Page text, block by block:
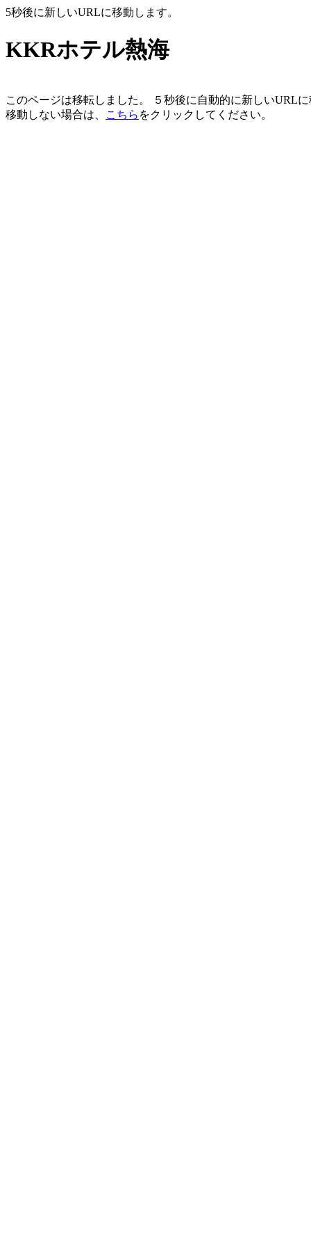
5秒後に新しいURLに移動します。
KKRホテル熱海
このページは移転しました。 ５秒後に自動的に新しいURL
移動しない場合は、
こちら をクリックしてください。